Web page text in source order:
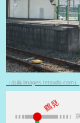
（出典 images.tetsudo.com）